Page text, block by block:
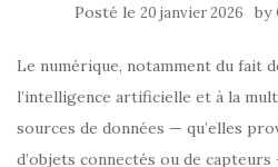
Posté le 20 janvier 2026 by
Le numérique, notamment du fait
l’intelligence artificielle et à la
sources de données — qu’elles
d’objets connectés ou de